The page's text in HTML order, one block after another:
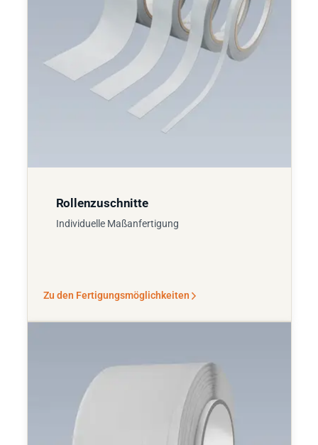
Rollenzuschnitte
Individuelle Maßanfertigung
Zu den Fertigungsmöglichkeiten